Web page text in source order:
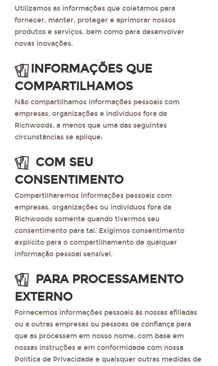
Utilizamos as informações que coletamos para
fornecer, manter, proteger e aprimorar nossos
produtos e serviços, bem como para desenvolver
novas inovações.
INFORMAÇÕES QUE
COMPARTILHAMOS
Não compartilhamos informações pessoais com
empresas, organizações e indivíduos fora da
Richwoods, a menos que uma das seguintes
circunstâncias se aplique:
COM SEU
CONSENTIMENTO
Compartilharemos informações pessoais com
empresas, organizações ou indivíduos fora da
Richwoods somente quando tivermos seu
consentimento para tal. Exigimos consentimento
explícito para o compartilhamento de qualquer
informação pessoal sensível.
PARA PROCESSAMENTO
EXTERNO
Fornecemos informações pessoais às nossas afiliadas
ou a outras empresas ou pessoas de confiança para
que as processem em nosso nome, com base em
nossas instruções e em conformidade com nossa
Política de Privacidade e quaisquer outras medidas de